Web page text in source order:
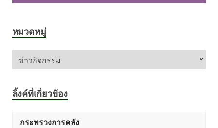
หมวดหมู่
ลิ้งค์ที่เกี่ยวข้อง
กระทรวงการคลัง